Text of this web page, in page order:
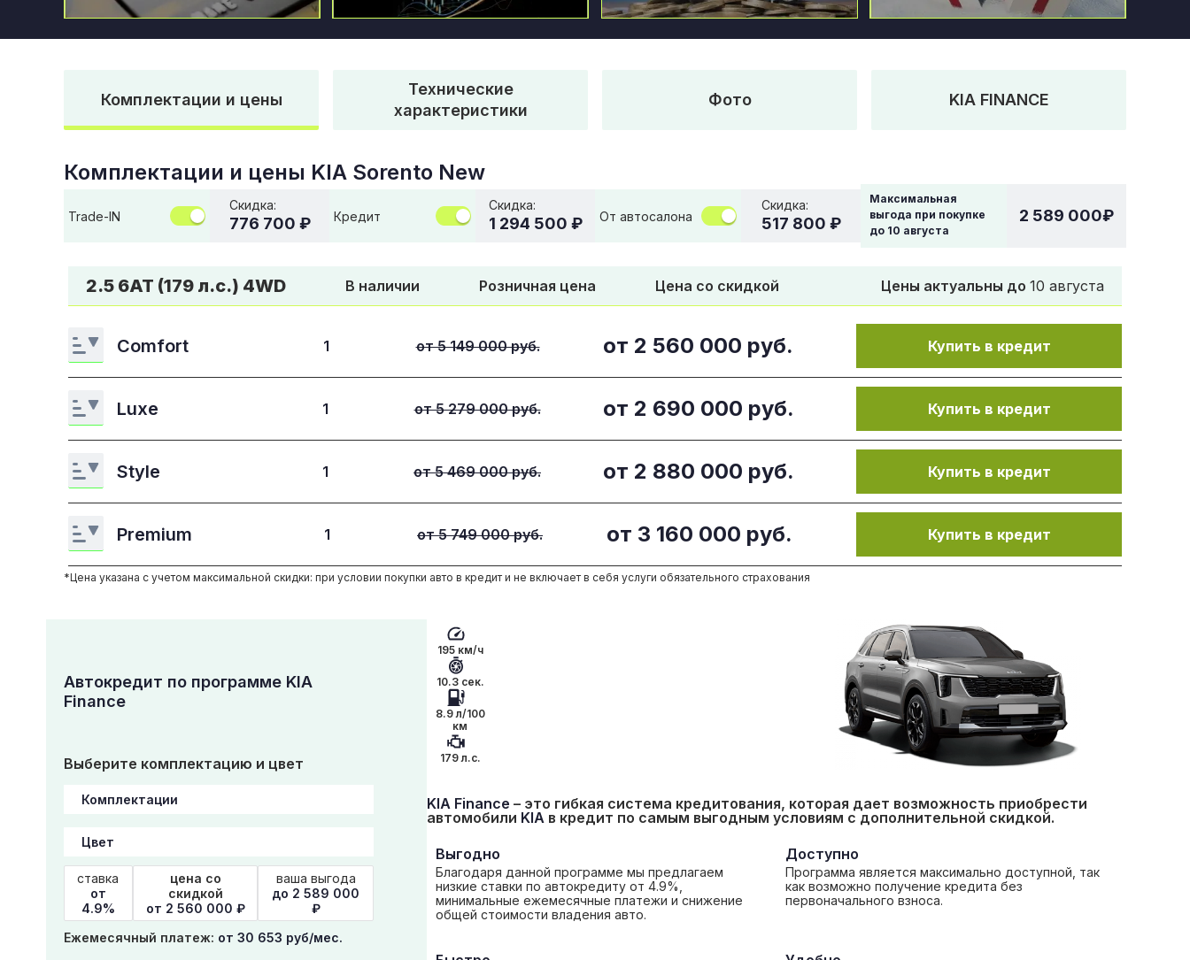
Комплектации и цены
Технические
характеристики
Фото KIA FINANCE
Комплектации и цены KIA Sorento New
Trade-IN
Скидка:
776 700 ₽ Кредит
Скидка:
1 294 500 ₽ От автосалона
Скидка:
517 800 ₽
Максимальная
выгода при покупке
до 10 августа
2 589 000₽
2.5 6AT (179 л.с.) 4WD В наличии Розничная цена Цена со скидкой Цены актуальны до 10 августа
Comfort 1 от 5 149 000 руб. от 2 560 000 руб. Купить в кредит
Luxe 1 от 5 279 000 руб. от 2 690 000 руб. Купить в кредит
Style 1 от 5 469 000 руб. от 2 880 000 руб. Купить в кредит
Premium 1 от 5 749 000 руб. от 3 160 000 руб. Купить в кредит
*Цена указана с учетом максимальной скидки: при условии покупки авто в кредит и не включает в себя услуги обязательного страхования
Автокредит по программе KIA
Finance
Выберите комплектацию и цвет
ставка
от
4.9%
цена со
скидкой
от 2 560 000 ₽
ваша выгода
до 2 589 000
₽
Ежемесячный платеж: от 30 653 руб/мес.
195 км/ч
10.3 сек.
8.9 л/100
км
179 л.с.
KIA Finance – это гибкая система кредитования, которая дает возможность приобрести
автомобили KIA в кредит по самым выгодным условиям с дополнительной скидкой.
Выгодно
Благодаря данной программе мы предлагаем
низкие ставки по автокредиту от 4.9%,
минимальные ежемесячные платежи и снижение
общей стоимости владения авто.
Доступно
Программа является максимально доступной, так
как возможно получение кредита без
первоначального взноса.